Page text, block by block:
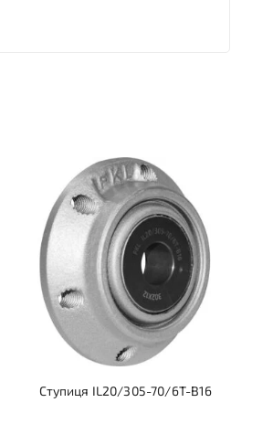
Ступиця IL20/305-70/6T-B16